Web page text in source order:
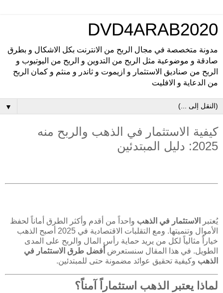
DVD4ARAB2020
مدونة متخصصة في مجال الربح من الانترنت بكل الاشكال و بطرق
صادقة و موضوعية مثل الربح من التدوين و الربح من اليوتيوب و
الربح من صناديق الاستثمار و ازيموت و ثاندر و منثم و كمان الربح
من الدعاية و الافليت
▼
كيفية الاستثمار في الذهب والربح منه
2025: دليل المبتدئين
يُعتبر الاستثمار في الذهب واحداً من أقدم وأكثر الطرق أماناً لحفظ
الأموال وتنميتها. ومع التقلبات الاقتصادية في 2025 أصبح الذهب
خياراً مثالياً لكل من يريد حماية رأس المال والربح على المدى
الطويل. في هذا المقال سنستعرض أفضل طرق الاستثمار في
الذهب وكيفية تحقيق عوائد مضمونة حتى للمبتدئين.
لماذا يعتبر الذهب استثماراً آمناً؟